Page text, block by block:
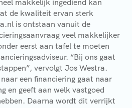
makkelijk ingediend kan
de kwaliteit ervan sterk
is ontstaan vanuit de
veel makkelijker
eerst aan tafel te moeten
“Bij ons gaat
vervolgt Jos Westra.
een financiering gaat naar
en geeft aan welk vastgoed
Daarna wordt dit verrijkt